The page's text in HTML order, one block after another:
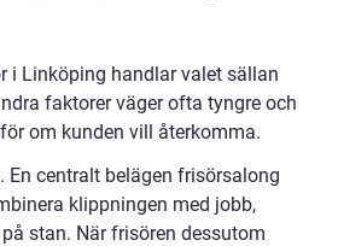
i Linköping handlar valet sällan
faktorer väger ofta tyngre och
om kunden vill återkomma.
En centralt belägen frisörsalong
klippningen med jobb,
stan. När frisören dessutom